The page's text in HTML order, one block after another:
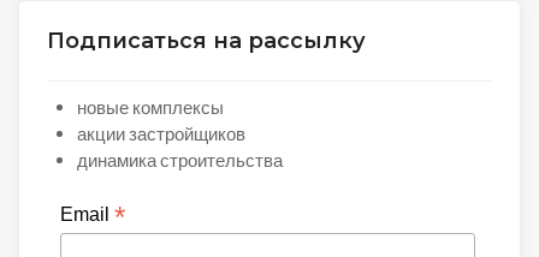
Подписаться на рассылку
новые комплексы
акции застройщиков
динамика строительства
Email *